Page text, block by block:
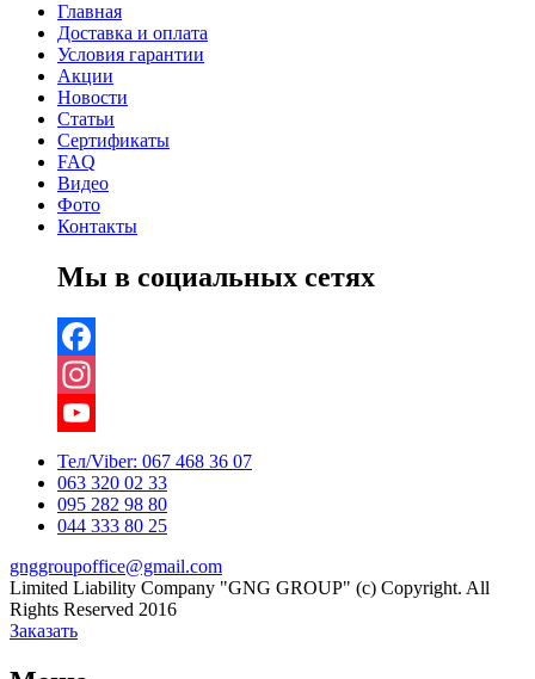
Главная
Доставка и оплата
Условия гарантии
Акции
Новости
Статьи
Сертификаты
FAQ
Видео
Фото
Контакты
Мы в социальных сетях
Facebook
Instagram
YouTube
Channel
Тел/Viber: 067 468 36 07
063 320 02 33
095 282 98 80
044 333 80 25
gnggroupoffice@gmail.com
Limited Liability Company "GNG GROUP" (c) Copyright. All
Rights Reserved 2016
Заказать